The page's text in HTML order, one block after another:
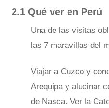
2.1 Qué ver en Perú
Una de las visitas
las 7 maravillas del
Viajar a Cuzco y
Arequipa y alucinar
de Nasca. Ver la